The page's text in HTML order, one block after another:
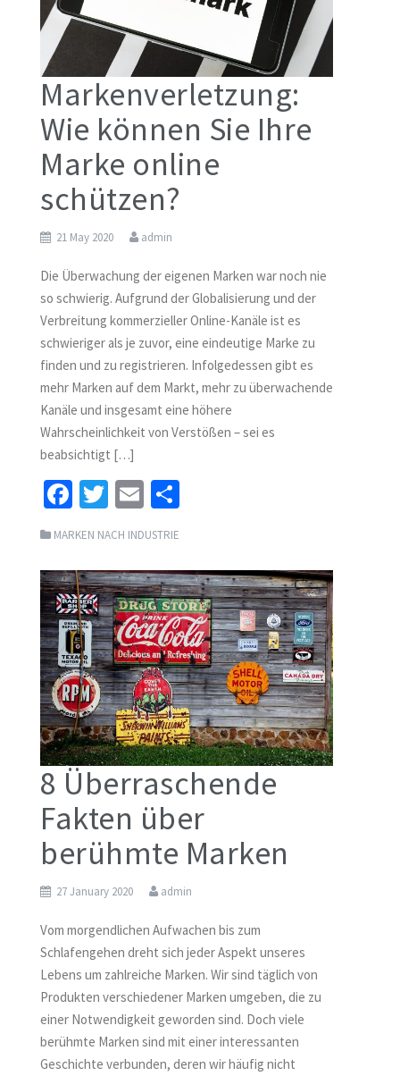
Markenverletzung:
Wie können Sie Ihre
Marke online
schützen?
21 May 2020 admin
Die Überwachung der eigenen Marken war noch nie
so schwierig. Aufgrund der Globalisierung und der
Verbreitung kommerzieller Online-Kanäle ist es
schwieriger als je zuvor, eine eindeutige Marke zu
finden und zu registrieren. Infolgedessen gibt es
mehr Marken auf dem Markt, mehr zu überwachende
Kanäle und insgesamt eine höhere
Wahrscheinlichkeit von Verstößen – sei es
beabsichtigt […]
Fa
ce
o
o
k
T
wi
er
E
m
l
e
MARKEN NACH INDUSTRIE
8 Überraschende
Fakten über
berühmte Marken
27 January 2020 admin
Vom morgendlichen Aufwachen bis zum
Schlafengehen dreht sich jeder Aspekt unseres
Lebens um zahlreiche Marken. Wir sind täglich von
Produkten verschiedener Marken umgeben, die zu
einer Notwendigkeit geworden sind. Doch viele
berühmte Marken sind mit einer interessanten
Geschichte verbunden, deren wir häufig nicht